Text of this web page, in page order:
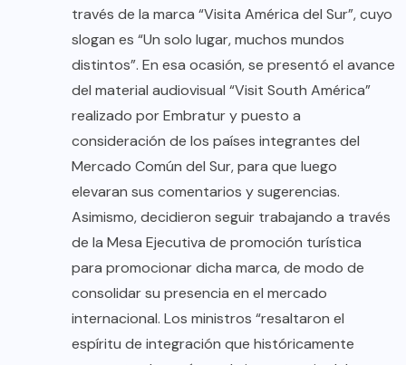
través de la marca “Visita América del Sur”, cuyo
slogan es “Un solo lugar, muchos mundos
distintos”. En esa ocasión, se presentó el avance
del material audiovisual “Visit South América”
realizado por Embratur y puesto a
consideración de los países integrantes del
Mercado Común del Sur, para que luego
elevaran sus comentarios y sugerencias.
Asimismo, decidieron seguir trabajando a través
de la Mesa Ejecutiva de promoción turística
para promocionar dicha marca, de modo de
consolidar su presencia en el mercado
internacional. Los ministros “resaltaron el
espíritu de integración que históricamente